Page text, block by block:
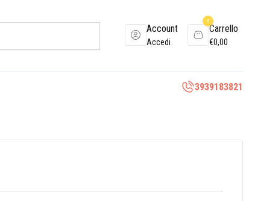
Account
Accedi
Carrello
€0,00
0
3939183821